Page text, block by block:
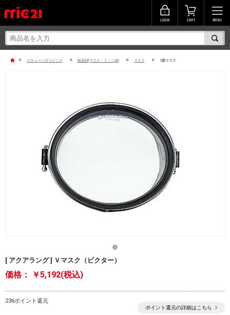
> スキューバダイビング > 軽器材(マスク・フィン他) > マスク > 1眼マスク
[ アクアラング ] Ｖマスク（ビクター）
価格： ￥5,192(税込)
236ポイント還元
ポイント還元の詳細はこちら